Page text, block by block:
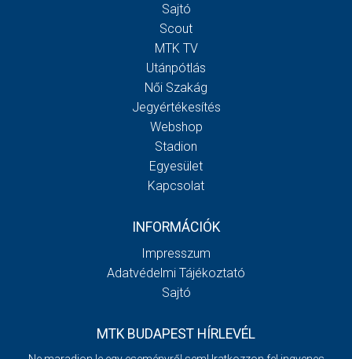
Sajtó
Scout
MTK TV
Utánpótlás
Női Szakág
Jegyértékesítés
Webshop
Stadion
Egyesület
Kapcsolat
INFORMÁCIÓK
Impresszum
Adatvédelmi Tájékoztató
Sajtó
MTK BUDAPEST HÍRLEVÉL